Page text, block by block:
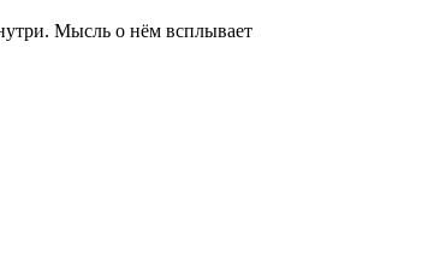
Мысль о нём всплывает